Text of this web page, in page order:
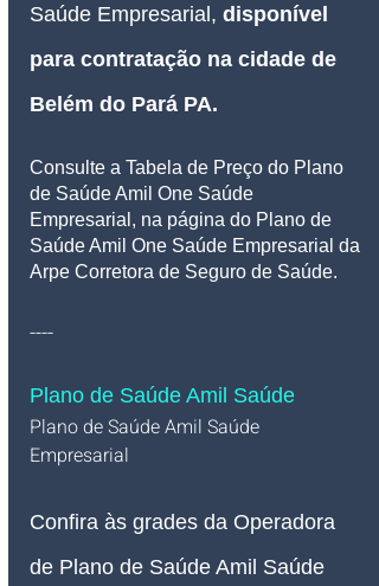
Saúde Empresarial, disponível
para contratação na cidade de
Belém do Pará PA.
Consulte a Tabela de Preço do Plano
de Saúde Amil One Saúde
Empresarial, na página do Plano de
Saúde Amil One Saúde Empresarial da
Arpe Corretora de Seguro de Saúde.
----
Plano de Saúde Amil Saúde
Plano de Saúde Amil Saúde
Empresarial
Confira às grades da Operadora
de Plano de Saúde Amil Saúde